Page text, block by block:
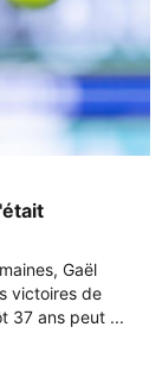
Gaël
victoires de
37 ans peut ...